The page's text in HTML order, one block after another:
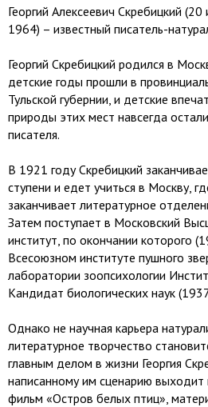
Георгий Алексеевич Скребицкий
1964) – известный писатель-
Георгий Скребицкий родился в
детские годы прошли в
Тульской губернии, и детские
природы этих мест навсегда
писателя.
В 1921 году Скребицкий
ступени и едет учиться в Москву,
заканчивает литературное
Затем поступает в Московский
институт, по окончании которого
Всесоюзном институте пушного
лаборатории зоопсихологии
Кандидат биологических наук
Однако не научная карьера
литературное творчество
главным делом в жизни Георгия
написанному им сценарию выходит
фильм «Остров белых птиц»,